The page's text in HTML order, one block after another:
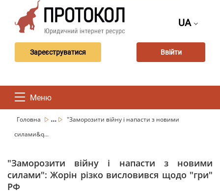
UA
Зареєструватися Ввійти
Меню
Головна ...
"Заморозити війну і напасти з новими
силами&q...
"Заморозити війну і напасти з новими
силами": Жорін різко висловився щодо "гри"
РФ